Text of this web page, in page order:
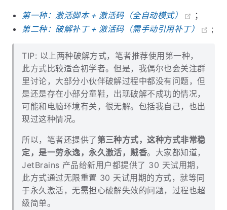
第一种：激活脚本 + 激活码（全自动模式）
；
第二种：破解补丁 + 激活码（需手动引用补丁）
;
TIP: 以上两种破解方式，笔者推荐使用第一种，
此方式比较适合初学者。但是，我偶尔也会关注群
里讨论，大部分小伙伴破解过程中都没有问题，但
是还是存在小部分童鞋，出现破解不成功的情况，
可能和电脑环境有关，很无解。包括我自己，也出
现过这种情况。
所以，笔者还提供了 第三种方式，这种方式非常稳
定，是一劳永逸，永久激活，贼香。大家都知道，
JetBrains 产品给新用户都提供了 30 天试用期，
此方式通过无限重置 30 天试用期的方式，就等同
于永久激活，无需担心破解失效的问题，过程也超
级简单。